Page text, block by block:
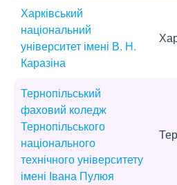
Харківський
національний
університет імені В. Н.
Каразіна
Тернопільський
фаховий коледж
Тернопільського
національного
технічного університету
імені Івана Пулюя